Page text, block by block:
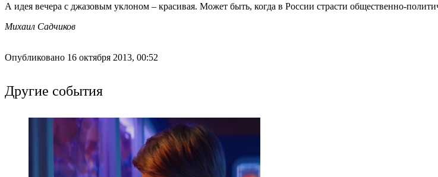
А идея вечера с джазовым уклоном – красивая. Может быть, когда в России страсти общественно-
Михаил Садчиков
Опубликовано 16 октября 2013, 00:52
Другие события